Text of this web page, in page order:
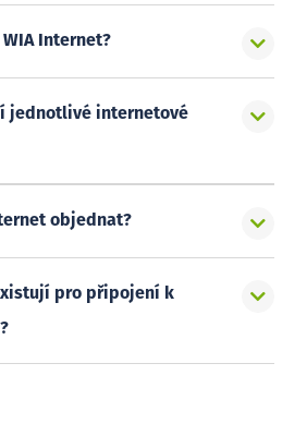
Internet?
jednotlivé internetové
objednat?
pro připojení k